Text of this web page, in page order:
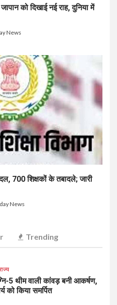
को दिखाई नई राह, दुनिया में
News
700 शिक्षकों के तबादले; जारी
News
Trending
5 थीम वाली कांवड़ बनी आकर्षण,
को किया समर्पित